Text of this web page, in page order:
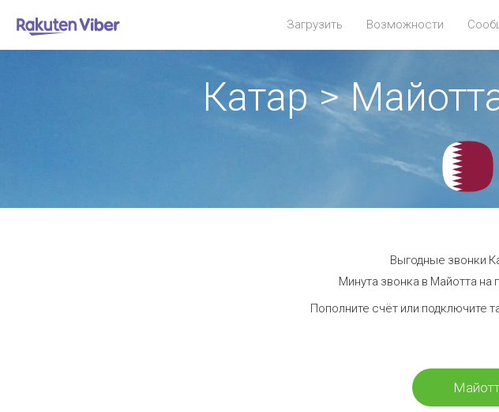
Загрузить Возможности
Катар >
Выгодные звонки
Минута звонка в Майотта
Пополните счёт или подключите